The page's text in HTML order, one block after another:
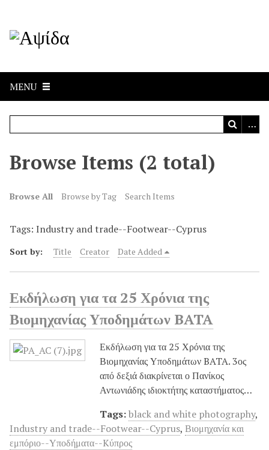
MENU
Browse Items (2 total)
Browse All Browse by Tag Search Items
Tags: Industry and trade--Footwear--Cyprus
Sort by: Title Creator Date Added
Εκδήλωση για τα 25 Χρόνια της
Βιομηχανίας Υποδημάτων BATA
Εκδήλωση για τα 25 Χρόνια της
Βιομηχανίας Υποδημάτων BATA. 3ος
από δεξιά διακρίνεται ο Πανίκος
Αντωνιάδης ιδιοκτήτης καταστήματος…
Tags:black and white photography,
Industry and trade--Footwear--Cyprus, Βιομηχανία και
εμπόριο--Υποδήματα--Kύπρος